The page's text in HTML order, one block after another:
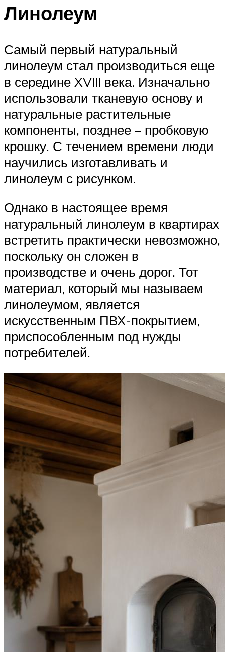
Линолеум
Самый первый натуральный
линолеум стал производиться еще
в середине XVIII века. Изначально
использовали тканевую основу и
натуральные растительные
компоненты, позднее – пробковую
крошку. С течением времени люди
научились изготавливать и
линолеум с рисунком.
Однако в настоящее время
натуральный линолеум в квартирах
встретить практически невозможно,
поскольку он сложен в
производстве и очень дорог. Тот
материал, который мы называем
линолеумом, является
искусственным ПВХ-покрытием,
приспособленным под нужды
потребителей.